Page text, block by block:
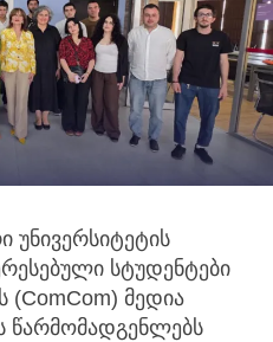
უნივერსიტეტის
სტუდენტები
(ComCom) მედია
წარმომადგენლებს